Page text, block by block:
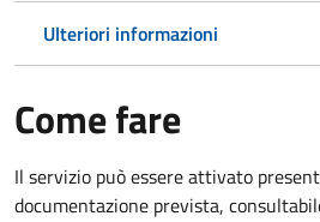
Ulteriori informazioni
Come fare
Il servizio può essere attivato
documentazione prevista,